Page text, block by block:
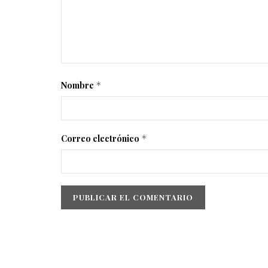
Nombre *
Correo electrónico *